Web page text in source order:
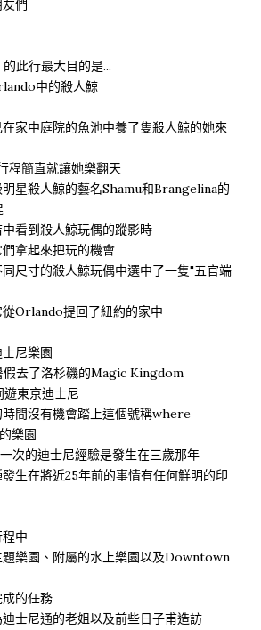
們
的此行最大目的是...
中的殺人鯨
家中庭院的魚池中養了隻殺人鯨的她來
程簡直就讓她樂翻天
星殺人鯨的藝名Shamu和Brangelina的
看到殺人鯨玩偶的蹤影時
拿起來把玩的機會
尺寸的殺人鯨玩偶中選中了一隻"五官端
Orlando提回了紐約的家中
尼樂園
假去了洛杉磯的Magic Kingdom
遊東京迪士尼
時間沒有機會踏上這個號稱where
樂園
次的迪士尼經驗是發生在三歲那年
生在將近25年前的事情有任何鮮明的印
中
樂園、附屬的水上樂園以及Downtown
的任務
士尼通的老姐以及前些日子甫造訪